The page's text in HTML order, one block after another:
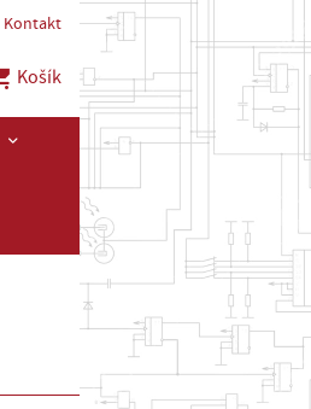
Kontakt
Košík